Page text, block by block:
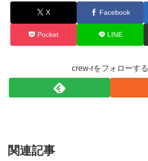
X Facebook
Pocket LINE
crew-rをフォローする
関連記事